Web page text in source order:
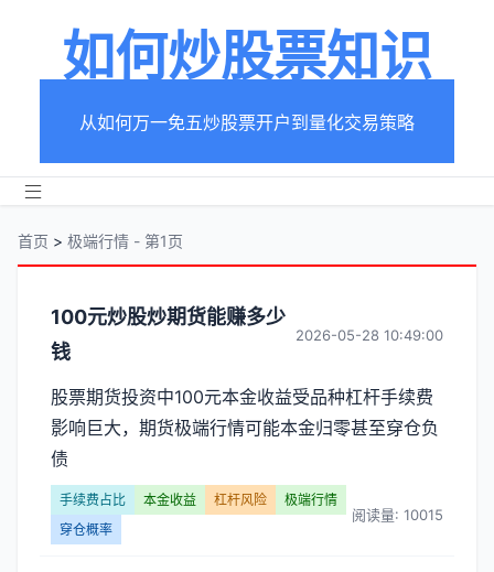
如何炒股票知识
从如何万一免五炒股票开户到量化交易策略
首页 > 极端行情 - 第1页
分
类
【极
端
行
情】
100元炒股炒期货能赚多少
钱
2026-05-28 10:49:00
股票期货投资中100元本金收益受品种杠杆手续费
影响巨大，期货极端行情可能本金归零甚至穿仓负
债
手续费占比 本金收益 杠杆风险
极端行情
穿仓概率
阅读量: 10015